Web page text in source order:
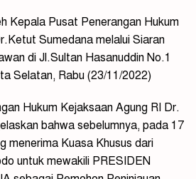
Kepala Pusat Penerangan Hukum
Sumedana melalui Siaran
di Jl.Sultan Hasanuddin No.1
Selatan, Rabu (23/11/2022)
Hukum Kejaksaan Agung RI Dr.
bahwa sebelumnya, pada 17
menerima Kuasa Khusus dari
untuk mewakili PRESIDEN